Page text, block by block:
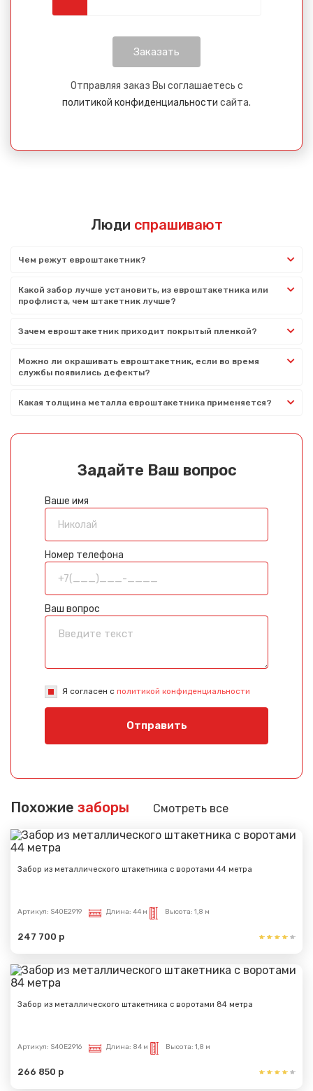
Отправляя заказ Вы соглашаетесь с
политикой конфиденциальности сайта.
Люди спрашивают
Чем режут евроштакетник?
Какой забор лучше установить, из евроштакетника или
профлиста, чем штакетник лучше?
Зачем евроштакетник приходит покрытый пленкой?
Можно ли окрашивать евроштакетник, если во время
службы появились дефекты?
Какая толщина металла евроштакетника применяется?
Задайте Ваш вопрос
Ваше имя
Номер телефона
Ваш вопрос
Я согласен с политикой конфиденциальности
Отправить
Похожие заборы Смотреть все
Забор из металлического штакетника с воротами 44 метра
Артикул: S40E2919 Длина: 44 м Высота: 1,8 м
247 700 р
Забор из металлического штакетника с воротами 84 метра
Артикул: S40E2916 Длина: 84 м Высота: 1,8 м
266 850 р